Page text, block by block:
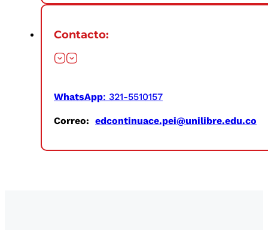
Contacto:
WhatsApp: 321-5510157
Correo: edcontinuace.pei@unilibre.edu.co